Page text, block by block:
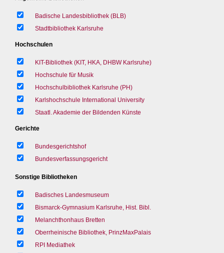
Badische Landesbibliothek (BLB)
Stadtbibliothek Karlsruhe
Hochschulen
KIT-Bibliothek (KIT, HKA, DHBW Karlsruhe)
Hochschule für Musik
Hochschulbibliothek Karlsruhe (PH)
Karlshochschule International University
Staatl. Akademie der Bildenden Künste
Gerichte
Bundesgerichtshof
Bundesverfassungsgericht
Sonstige Bibliotheken
Badisches Landesmuseum
Bismarck-Gymnasium Karlsruhe, Hist. Bibl.
Melanchthonhaus Bretten
Oberrheinische Bibliothek, PrinzMaxPalais
RPI Mediathek